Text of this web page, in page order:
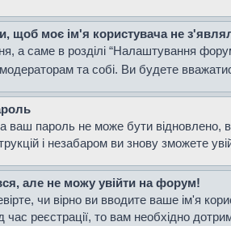
щоб моє ім'я користувача не
а саме в розділі “Налаштування
та собі. Ви будете
ваш пароль не може бути відновлено,
і незабаром ви знову зможете
але не можу увійти на форум!
чи вірно ви вводите ваше ім'я
час реєстрації, то вам необхідно